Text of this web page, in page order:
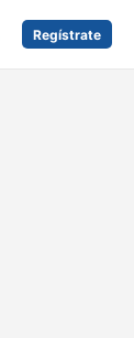
Regístrate